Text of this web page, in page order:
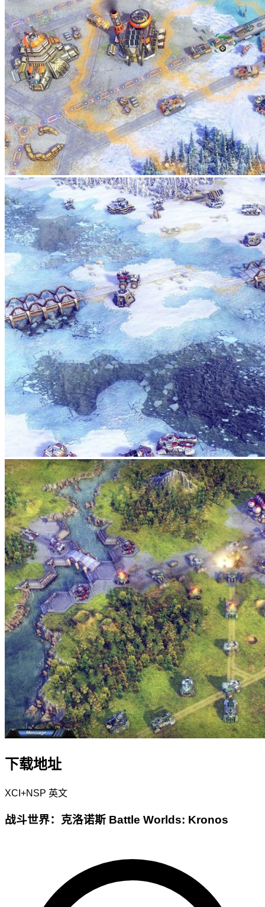
下载地址
XCI+NSP 英文
战斗世界：克洛诺斯 Battle Worlds: Kronos